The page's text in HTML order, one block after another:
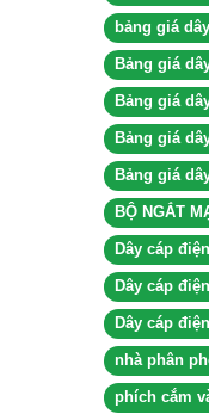
bảng giá
Bảng giá
Bảng giá
Bảng giá
Bảng giá
BỘ NGẮT
Dây cáp
Dây cáp
Dây cáp
nhà phân
phích cắm